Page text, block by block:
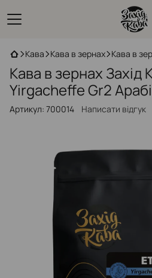
Кава Кава в зернах Кава в
Кава в зернах Захід
Yirgacheffe Gr2
Артикул: 700014 Написати відгук